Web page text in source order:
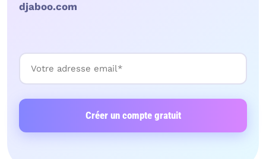
djaboo.com